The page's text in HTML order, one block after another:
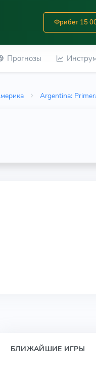
Фрибет 15
Прогнозы
Argentina:
БЛИЖАЙШИЕ ИГРЫ